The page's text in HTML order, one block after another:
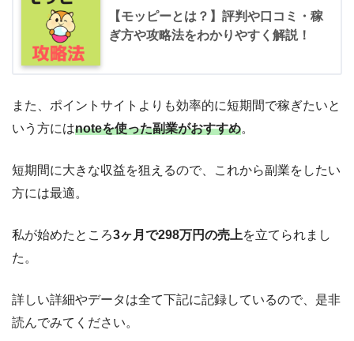
【モッピーとは？】評判や口コミ・稼
ぎ方や攻略法をわかりやすく解説！
また、ポイントサイトよりも効率的に短期間で稼ぎたいと
いう方にはnoteを使った副業がおすすめ。
短期間に大きな収益を狙えるので、これから副業をしたい
方には最適。
私が始めたところ3ヶ月で298万円の売上を立てられまし
た。
詳しい詳細やデータは全て下記に記録しているので、是非
読んでみてください。